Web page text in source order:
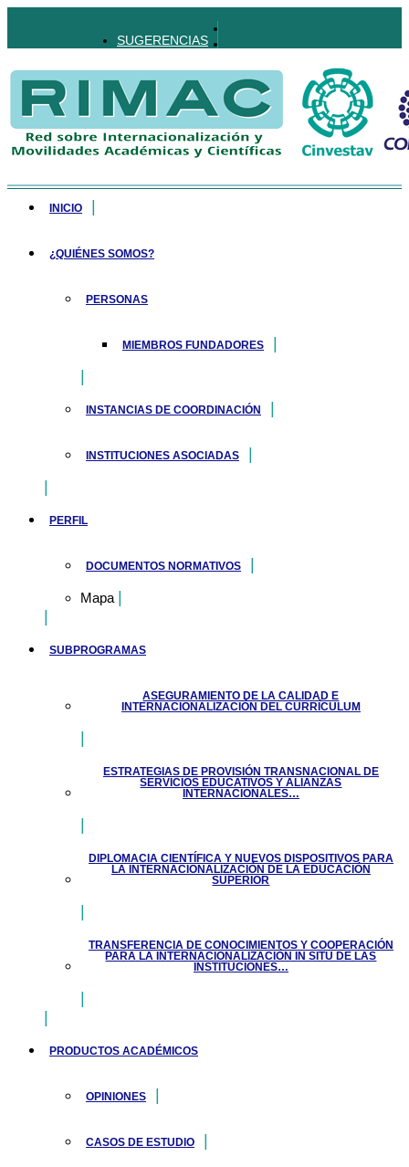
SUGERENCIAS
INICIO
¿QUIÉNES SOMOS?
PERSONAS
MIEMBROS FUNDADORES
INSTANCIAS DE COORDINACIÓN
INSTITUCIONES ASOCIADAS
PERFIL
DOCUMENTOS NORMATIVOS
Mapa
SUBPROGRAMAS
ASEGURAMIENTO DE LA CALIDAD E
INTERNACIONALIZACIÓN DEL CURRÍCULUM
ESTRATEGIAS DE PROVISIÓN TRANSNACIONAL DE
SERVICIOS EDUCATIVOS Y ALIANZAS
INTERNACIONALES…
DIPLOMACIA CIENTÍFICA Y NUEVOS DISPOSITIVOS PARA
LA INTERNACIONALIZACIÓN DE LA EDUCACIÓN
SUPERIOR
TRANSFERENCIA DE CONOCIMIENTOS Y COOPERACIÓN
PARA LA INTERNACIONALIZACIÓN IN SITU DE LAS
INSTITUCIONES…
PRODUCTOS ACADÉMICOS
OPINIONES
CASOS DE ESTUDIO